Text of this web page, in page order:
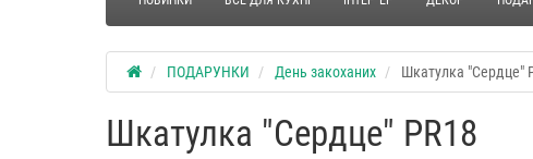
ПОДАРУНКИ День закоханих Шкатулка "Сердце"
Шкатулка "Сердце" PR18